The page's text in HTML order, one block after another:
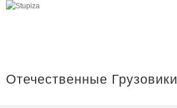
Отечественные Грузовики